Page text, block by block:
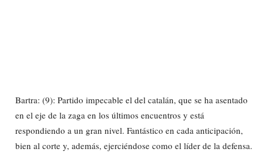
Bartra: (9): Partido impecable el del catalán, que se ha asentado
en el eje de la zaga en los últimos encuentros y está
respondiendo a un gran nivel. Fantástico en cada anticipación,
bien al corte y, además, ejerciéndose como el líder de la defensa.